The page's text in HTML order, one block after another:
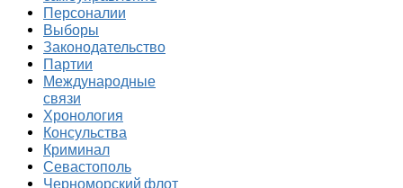
Персоналии
Выборы
Законодательство
Партии
Международные
связи
Хронология
Консульства
Криминал
Севастополь
Черноморский флот